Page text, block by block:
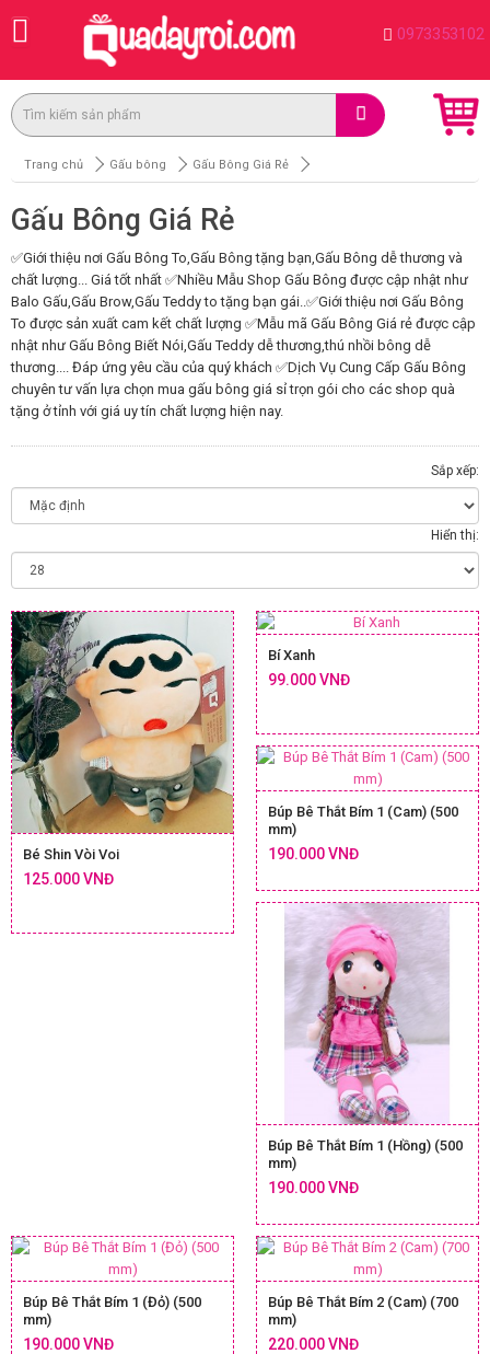
0973353102
Trang chủ Gấu bông Gấu Bông Giá Rẻ
Gấu Bông Giá Rẻ
✅Giới thiệu nơi Gấu Bông To,Gấu Bông tặng bạn,Gấu Bông dễ thương và
chất lượng... Giá tốt nhất ✅Nhiều Mẫu Shop Gấu Bông được cập nhật như
Balo Gấu,Gấu Brow,Gấu Teddy to tặng bạn gái..✅Giới thiệu nơi Gấu Bông
To được sản xuất cam kết chất lượng ✅Mẫu mã Gấu Bông Giá rẻ được cập
nhật như Gấu Bông Biết Nói,Gấu Teddy dễ thương,thú nhồi bông dễ
thương.... Đáp ứng yêu cầu của quý khách ✅Dịch Vụ Cung Cấp Gấu Bông
chuyên tư vấn lựa chọn mua gấu bông giá sỉ trọn gói cho các shop quà
tặng ở tỉnh với giá uy tín chất lượng hiện nay.
Sắp xếp:
Hiển thị:
Bé Shin Vòi Voi
125.000 VNĐ
Bí Xanh
99.000 VNĐ
Búp Bê Thắt Bím 1 (Cam) (500
mm)
190.000 VNĐ
Búp Bê Thắt Bím 1 (Hồng) (500
mm)
190.000 VNĐ
Búp Bê Thắt Bím 1 (Đỏ) (500
mm)
190.000 VNĐ
Búp Bê Thắt Bím 2 (Cam) (700
mm)
220.000 VNĐ